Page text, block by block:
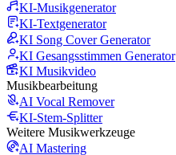
KI-Musikgenerator
KI-Textgenerator
KI Song Cover Generator
KI Gesangsstimmen Generator
KI Musikvideo
Musikbearbeitung
AI Vocal Remover
KI-Stem-Splitter
Weitere Musikwerkzeuge
AI Mastering